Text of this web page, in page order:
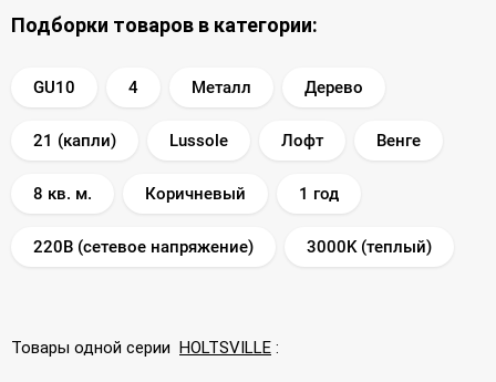
Подборки товаров в категории:
GU10 4 Металл Дерево
21 (капли) Lussole Лофт Венге
8 кв. м. Коричневый 1 год
220В (сетевое напряжение) 3000K (теплый)
Товары одной серии HOLTSVILLE :